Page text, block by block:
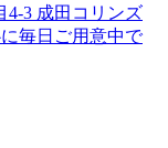
4-3 成田コリンズ
毎日ご用意中で